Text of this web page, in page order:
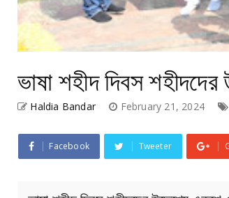
ভাষা শহীদ দিবস
Haldia Bandar February 21, 2024
Facebook Tweeter